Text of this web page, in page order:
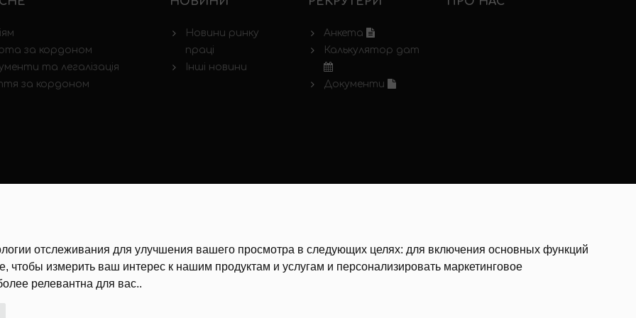
отслеживания для улучшения вашего просмотра в следующих целях: для включения основных функций
, чтобы измерить ваш интерес к нашим продуктам и услугам и персонализировать маркетинговое
релевантна для вас..
за кордоном
та легалізація
за кордоном
Новини ринку
праці
Інші новини
Анкета
Калькулятор дат
Документи